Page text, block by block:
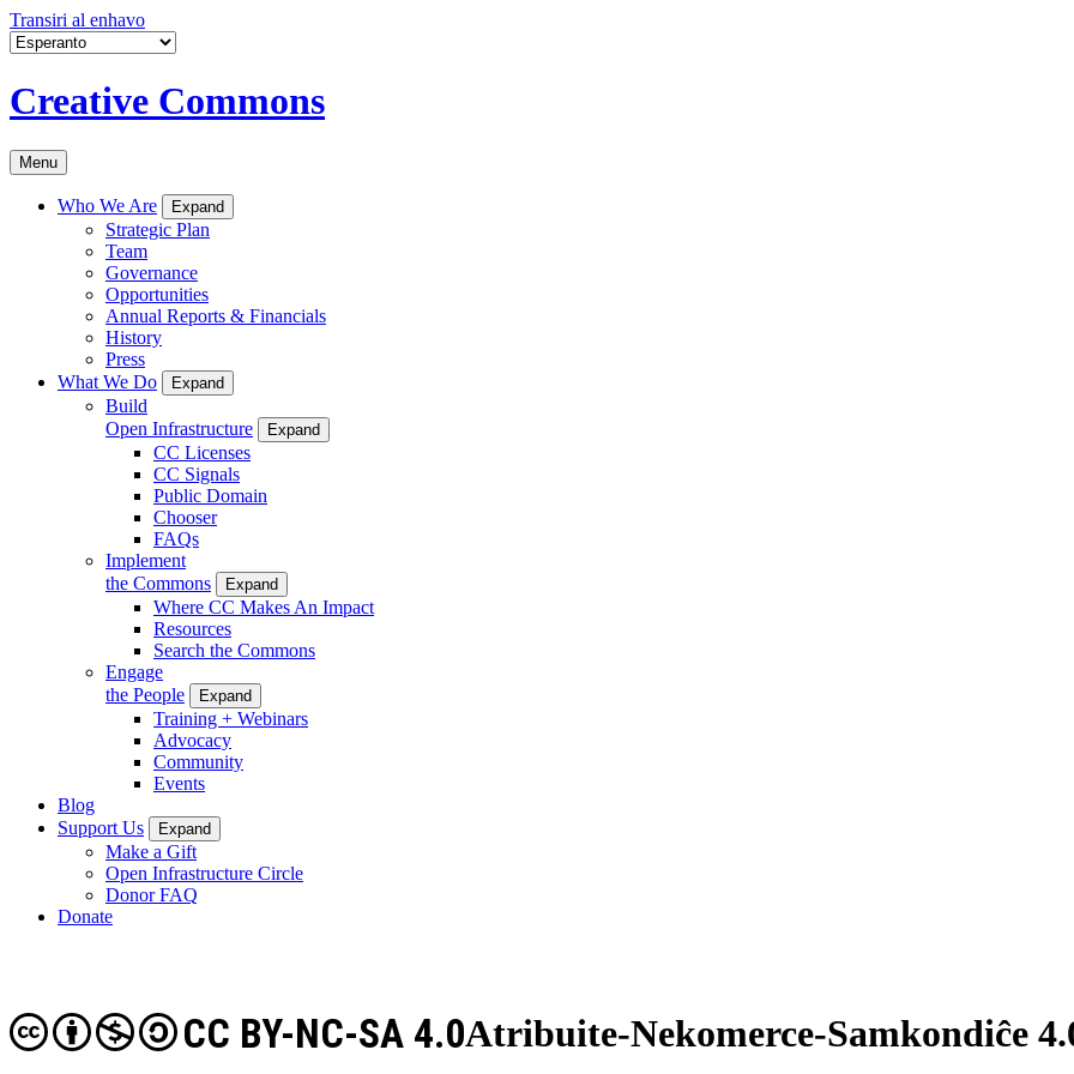
Transiri al enhavo
Creative Commons
Menu
Who We Are Expand
Strategic Plan
Team
Governance
Opportunities
Annual Reports & Financials
History
Press
What We Do
Expand
Build
Open Infrastructure
Expand
CC Licenses
CC Signals
Public Domain
Chooser
FAQs
Implement
the Commons
Expand
Where CC Makes An Impact
Resources
Search the Commons
Engage
the People
Expand
Training + Webinars
Advocacy
Community
Events
Blog
Support Us
Expand
Make a Gift
Open Infrastructure Circle
Donor FAQ
Donate
Atribuite-Nekomerce-Samkondiĉe
CC BY-NC-SA 4.0